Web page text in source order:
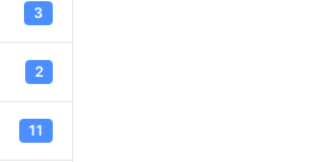
3
2
11